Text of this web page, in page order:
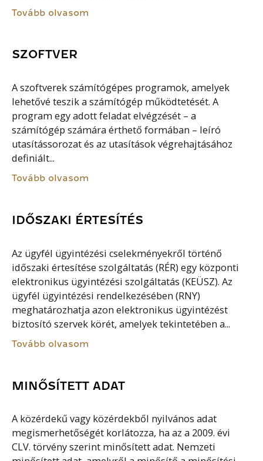
Tovább olvasom
SZOFTVER
A szoftverek számítógépes programok, amelyek
lehetővé teszik a számítógép működtetését. A
program egy adott feladat elvégzését – a
számítógép számára érthető formában – leíró
utasítássorozat és az utasítások végrehajtásához
definiált...
Tovább olvasom
IDŐSZAKI ÉRTESÍTÉS
Az ügyfél ügyintézési cselekményekről történő
időszaki értesítése szolgáltatás (RÉR) egy központi
elektronikus ügyintézési szolgáltatás (KEÜSZ). Az
ügyfél ügyintézési rendelkezésében (RNY)
meghatározhatja azon elektronikus ügyintézést
biztosító szervek körét, amelyek tekintetében a...
Tovább olvasom
MINŐSÍTETT ADAT
A közérdekű vagy közérdekből nyilvános adat
megismerhetőségét korlátozza, ha az a 2009. évi
CLV. törvény szerint minősített adat. Nemzeti